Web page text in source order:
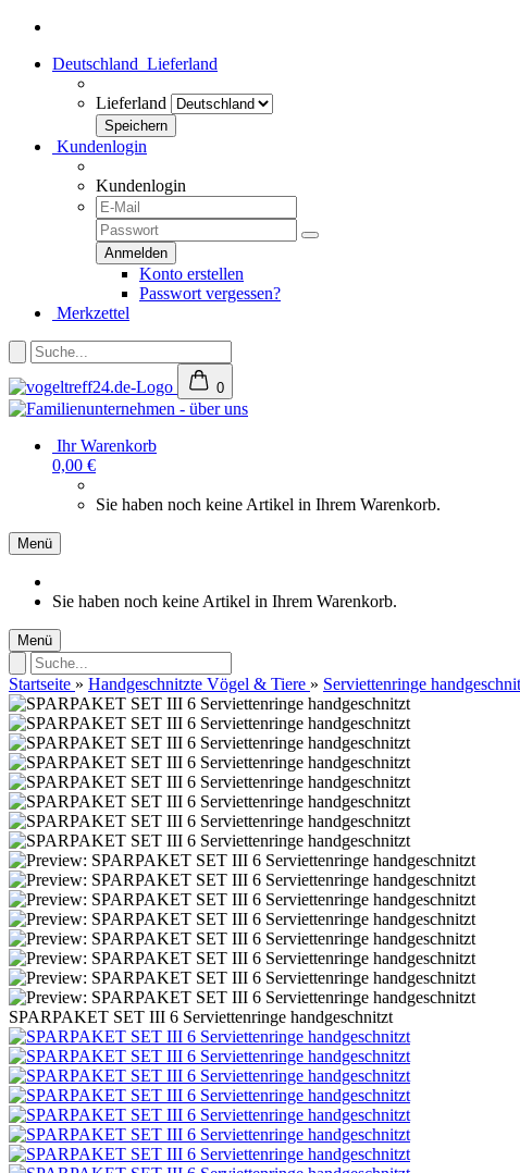
Deutschland Lieferland
Lieferland
Kundenlogin
Kundenlogin
Konto erstellen
Passwort vergessen?
Merkzettel
0
Ihr Warenkorb
0,00 €
Sie haben noch keine Artikel in Ihrem Warenkorb.
Menü
Sie haben noch keine Artikel in Ihrem Warenkorb.
Menü
Startseite » Handgeschnitzte Vögel & Tiere » Serviettenringe
SPARPAKET SET III 6 Serviettenringe handgeschnitzt